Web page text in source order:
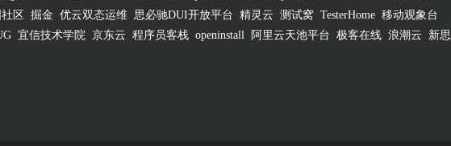
区 掘金 优云双态运维 思必驰DUI开放平台 精灵云 测试窝 TesterHome 移动观象台
宜信技术学院 京东云 程序员客栈 openinstall 阿里云天池平台 极客在线 浪潮云
新思